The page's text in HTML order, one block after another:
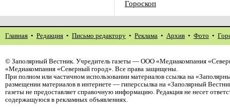
Гороскоп
Главная • Редакция • Письмо редактору • Реклама • Архив • Фото •
© Заполярный Вестник. Учредитель газеты — ООО «Медиакомпания
«Медиакомпания «Северный город». Все права защищены.
При полном или частичном использовании материалов ссылка на
размещении материалов в интернете — гиперссылка на «Заполярный
газеты не предоставляет справочную информацию. Редакция не несет
содержащуюся в рекламных объявлениях.